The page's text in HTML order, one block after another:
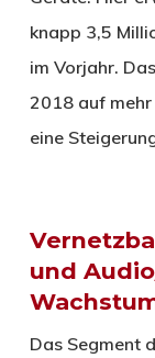
knapp 3,5
im Vorjahr.
2018 auf
eine
und
Das Segment